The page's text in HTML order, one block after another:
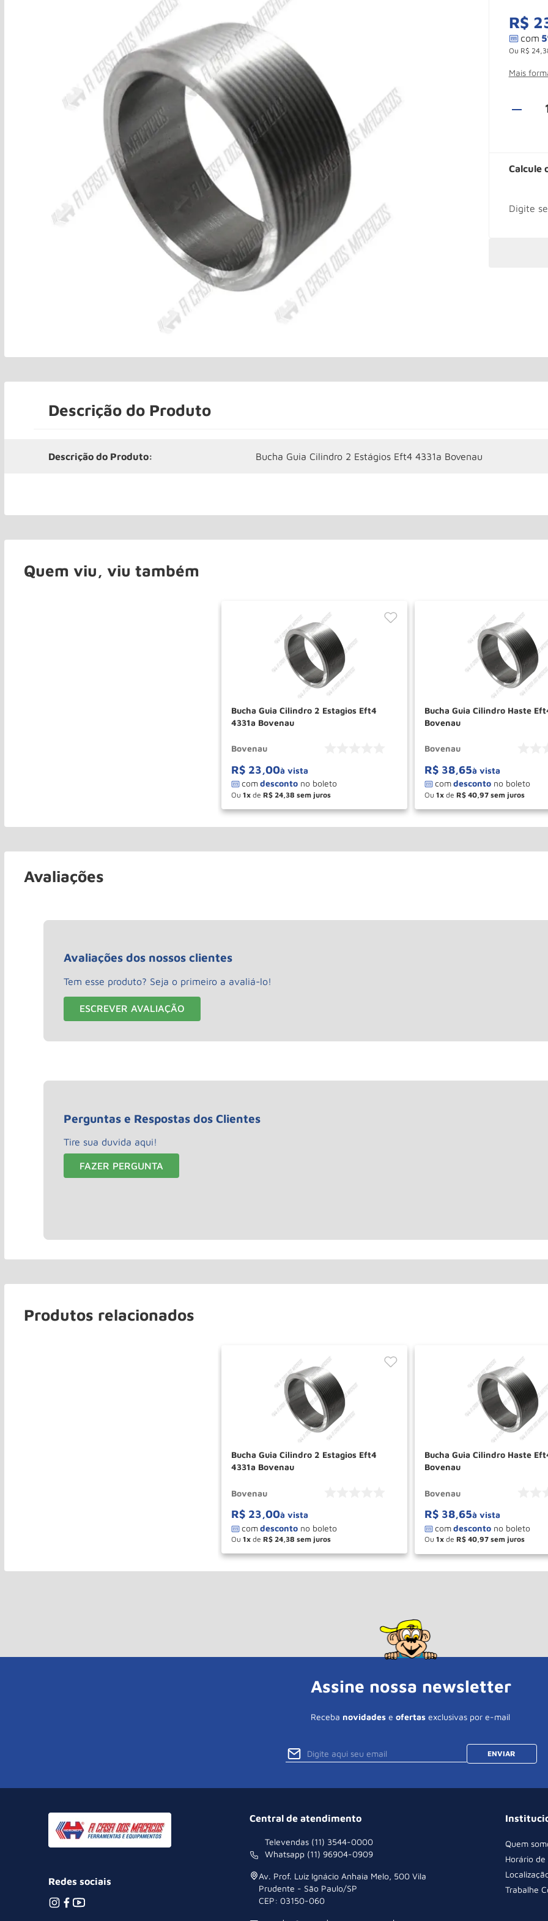
R$
Ou R$ 24,
Mais
Calcule
Descrição do Produto
Descrição do Produto: Bucha Guia Cilindro 2 Estágios Eft4 4331a Bovenau
Quem viu, viu também
Bucha Guia Cilindro 2 Estagios Eft4
4331a Bovenau
Bovenau
R$ 23,00à vista
Ou 1 de R$ 24 38
＋
－ COMPRAR
Bucha Guia Cilindro Haste
Bovenau
Bovenau
R$ 38,65à vista
Ou 1 de R$ 40 97
＋
－
Avaliações
Avaliações dos nossos clientes
Tem esse produto? Seja o primeiro a avaliá-lo!
ESCREVER AVALIAÇÃO
Perguntas e Respostas dos Clientes
Tire sua duvida aqui!
FAZER PERGUNTA
Produtos relacionados
Bucha Guia Cilindro 2 Estagios Eft4
4331a Bovenau
Bovenau
R$ 23,00à vista
Ou 1 de R$ 24,38
＋
－ COMPRAR
Bucha Guia Cilindro Haste
Bovenau
Bovenau
R$ 38,65à vista
Ou 1 de R$ 40,97
＋
－
Assine nossa newsletter
Receba novidades e ofertas exclusivas por e-mail
ENVIAR
Redes sociais
Central de atendimento
Televendas (11) 3544-0000
Whatsapp (11) 96904-0909
Av. Prof. Luiz Ignácio Anhaia Melo, 500 Vila
Prudente - São Paulo/SP
CEP: 03150-060
Quem
Horário
Trabalhe